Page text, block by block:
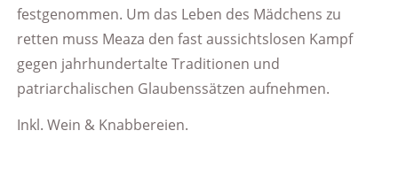
festgenommen. Um das Leben des Mädchens zu
retten muss Meaza den fast aussichtslosen Kampf
gegen jahrhundertalte Traditionen und
patriarchalischen Glaubenssätzen aufnehmen.
Inkl. Wein & Knabbereien.